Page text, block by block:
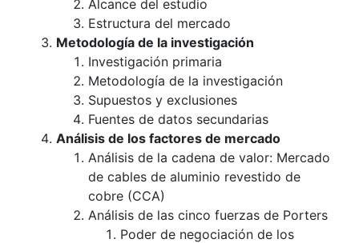
Alcance del estudio
Estructura del mercado
Metodología de la investigación
Investigación primaria
Metodología de la investigación
Supuestos y exclusiones
Fuentes de datos secundarias
Análisis de los factores de mercado
Análisis de la cadena de valor: Mercado
de cables de aluminio revestido de
cobre (CCA)
Análisis de las cinco fuerzas de Porters
Poder de negociación de los